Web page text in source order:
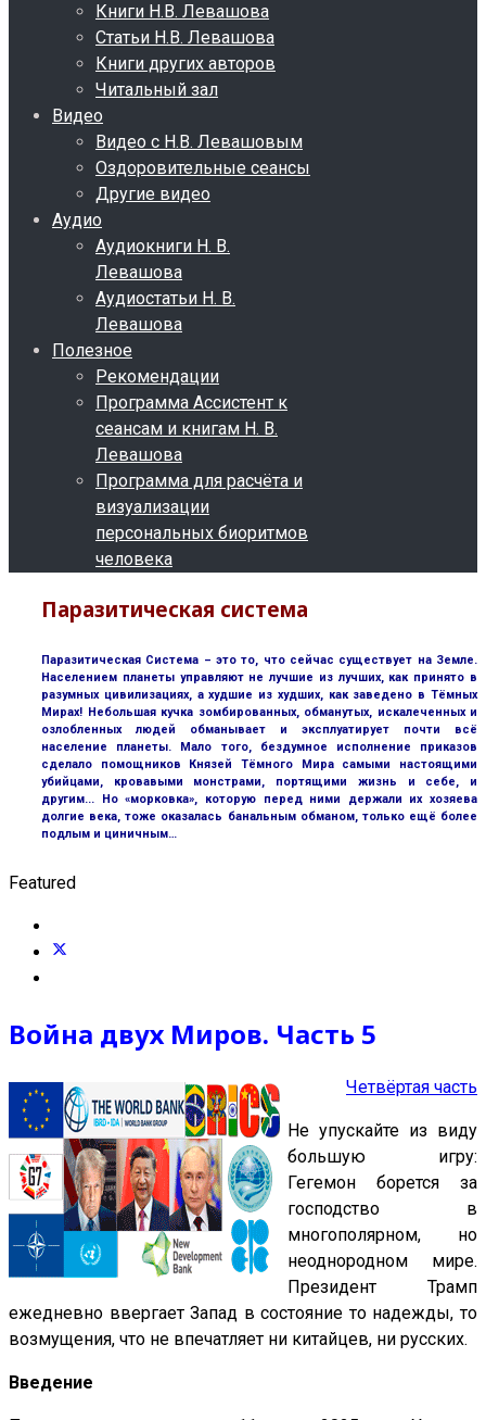
Книги Н.В. Левашова
Статьи Н.В. Левашова
Книги других авторов
Читальный зал
Видео
Видео с Н.В. Левашовым
Оздоровительные сеансы
Другие видео
Аудио
Аудиокниги Н. В.
Левашова
Аудиостатьи Н. В.
Левашова
Полезное
Рекомендации
Программа Ассистент к
сеансам и книгам Н. В.
Левашова
Программа для расчёта и
визуализации
персональных биоритмов
человека
Паразитическая система
Паразитическая Система – это то, что сейчас существует на Земле.
Населением планеты управляют не лучшие из лучших, как принято в
разумных цивилизациях, а худшие из худших, как заведено в Тёмных
Мирах! Небольшая кучка зомбированных, обманутых, искалеченных и
озлобленных людей обманывает и эксплуатирует почти всё
население планеты. Мало того, бездумное исполнение приказов
сделало помощников Князей Тёмного Мира самыми настоящими
убийцами, кровавыми монстрами, портящими жизнь и себе, и
другим... Но «морковка», которую перед ними держали их хозяева
долгие века, тоже оказалась банальным обманом, только ещё более
подлым и циничным…
Featured
Война двух Миров. Часть 5
Четвёртая часть
Не упускайте из виду
большую игру:
Гегемон борется за
господство в
многополярном, но
неоднородном мире.
Президент Трамп
ежедневно ввергает Запад в состояние то надежды, то
возмущения, что не впечатляет ни китайцев, ни русских.
Введение